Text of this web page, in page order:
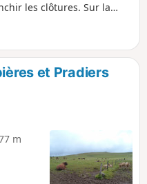
les clôtures. Sur la
Bien lire l'avertissement
d'entreprendre cette
deux circuits conçus
et Pradiers
m